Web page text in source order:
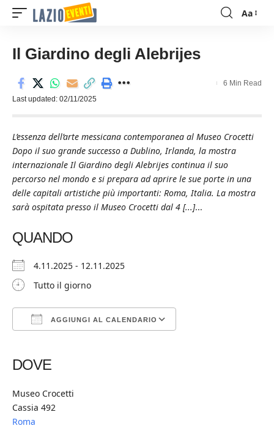
Font
Aa
Il Giardino degli Alebrijes
Last updated: 02/11/2025
6 Min Read
L’essenza dell’arte messicana contemporanea al Museo Crocetti
Dopo il suo grande successo a Dublino, Irlanda, la mostra
internazionale Il Giardino degli Alebrijes continua il suo
percorso nel mondo e si prepara ad aprire le sue porte in una
delle capitali artistiche più importanti: Roma, Italia. La mostra
sarà ospitata presso il Museo Crocetti dal 4 [...]...
QUANDO
4.11.2025 - 12.11.2025
Tutto il giorno
AGGIUNGI AL CALENDARIO
DOVE
Museo Crocetti
Cassia 492
Roma